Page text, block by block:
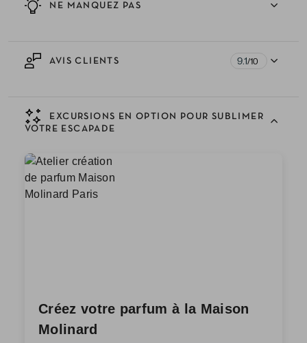
NE MANQUEZ PAS
AVIS CLIENTS 9.1/10
EXCURSIONS EN OPTION POUR SUBLIMER
VOTRE ESCAPADE
Créez votre parfum à la Maison
Molinard